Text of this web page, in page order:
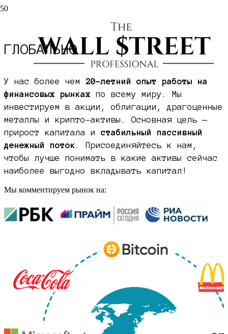
В АКТИВЫ
ГЛОБАЛЬНО
У нас более чем
20-летний опыт работы на
финансовых рынках по всему миру. Мы
инвестируем в акции, облигации, драгоценные
металлы и крипто-активы. Основная цель —
прирост капитала и стабильный пассивный
денежный поток. Присоединяйтесь к нам,
чтобы лучше понимать в какие активы сейчас
наиболее выгодно вкладывать капитал!
Мы комментируем рынок на: